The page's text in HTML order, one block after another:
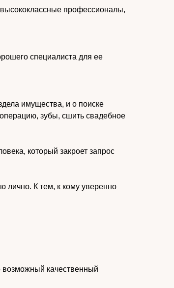
высококлассные профессионалы,
специалиста для ее
имущества, и о поиске
зубы, сшить свадебное
который закроет запрос
лично. К тем, к кому уверенно
возможный качественный